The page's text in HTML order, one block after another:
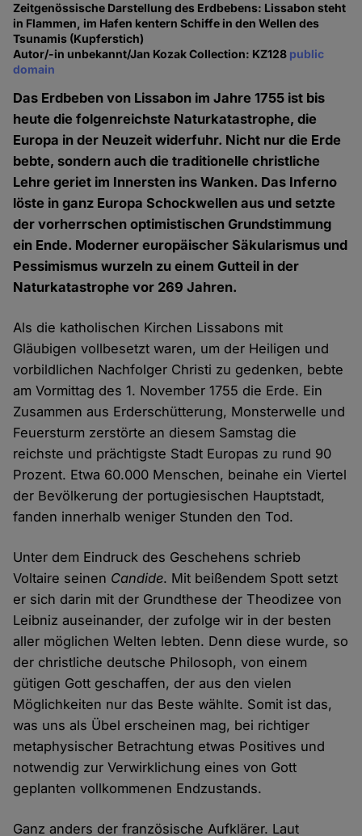
Zeitgenössische Darstellung des Erdbebens: Lissabon steht
in Flammen, im Hafen kentern Schiffe in den Wellen des
Tsunamis (Kupferstich)
Autor/-in unbekannt/Jan Kozak Collection: KZ128 public
domain
Das Erdbeben von Lissabon im Jahre 1755 ist bis
heute die folgenreichste Naturkatastrophe, die
Europa in der Neuzeit widerfuhr. Nicht nur die Erde
bebte, sondern auch die traditionelle christliche
Lehre geriet im Innersten ins Wanken. Das Inferno
löste in ganz Europa Schockwellen aus und setzte
der vorherrschen optimistischen Grundstimmung
ein Ende. Moderner europäischer Säkularismus und
Pessimismus wurzeln zu einem Gutteil in der
Naturkatastrophe vor 269 Jahren.
Als die katholischen Kirchen Lissabons mit
Gläubigen vollbesetzt waren, um der Heiligen und
vorbildlichen Nachfolger Christi zu gedenken, bebte
am Vormittag des 1. November 1755 die Erde. Ein
Zusammen aus Erderschütterung, Monsterwelle und
Feuersturm zerstörte an diesem Samstag die
reichste und prächtigste Stadt Europas zu rund 90
Prozent. Etwa 60.000 Menschen, beinahe ein Viertel
der Bevölkerung der portugiesischen Hauptstadt,
fanden innerhalb weniger Stunden den Tod.
Unter dem Eindruck des Geschehens schrieb
Voltaire seinen Candide. Mit beißendem Spott setzt
er sich darin mit der Grundthese der Theodizee von
Leibniz auseinander, der zufolge wir in der besten
aller möglichen Welten lebten. Denn diese wurde, so
der christliche deutsche Philosoph, von einem
gütigen Gott geschaffen, der aus den vielen
Möglichkeiten nur das Beste wählte. Somit ist das,
was uns als Übel erscheinen mag, bei richtiger
metaphysischer Betrachtung etwas Positives und
notwendig zur Verwirklichung eines von Gott
geplanten vollkommenen Endzustands.
Ganz anders der französische Aufklärer. Laut